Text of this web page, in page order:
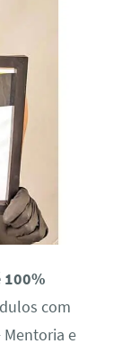
100%
com
Mentoria e